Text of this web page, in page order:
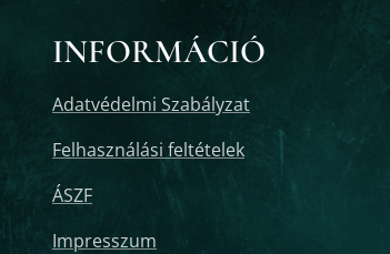
INFORMÁCIÓ
Adatvédelmi Szabályzat
Felhasználási feltételek
ÁSZF
Impresszum